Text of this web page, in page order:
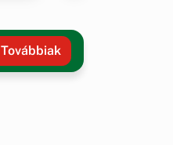
Továbbiak